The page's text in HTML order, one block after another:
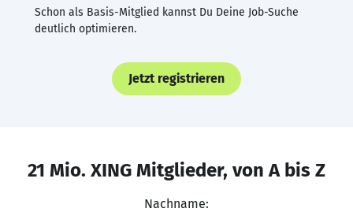
Schon als Basis-Mitglied kannst Du Deine Job-Suche
deutlich optimieren.
Jetzt registrieren
21 Mio. XING Mitglieder, von A bis Z
Nachname: